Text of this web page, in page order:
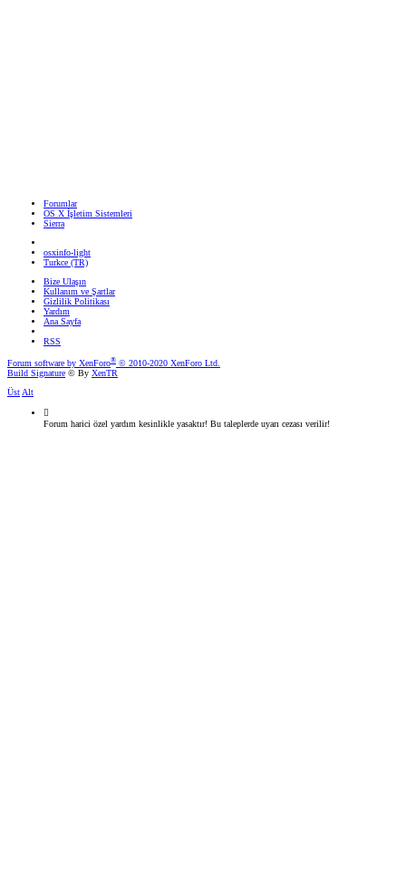
Forumlar
OS X İşletim Sistemleri
Sierra
osxinfo-light
Turkce (TR)
Bize Ulaşın
Kullanım ve Şartlar
Gizlilik Politikası
Yardım
Ana Sayfa
RSS
Forum software by XenForo® © 2010-2020 XenForo Ltd.
Build Signature © By XenTR
Üst Alt
Forum harici özel yardım kesinlikle yasaktır! Bu taleplerde uyarı cezası verilir!